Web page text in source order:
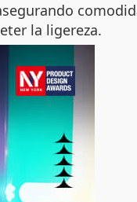
la ligereza.